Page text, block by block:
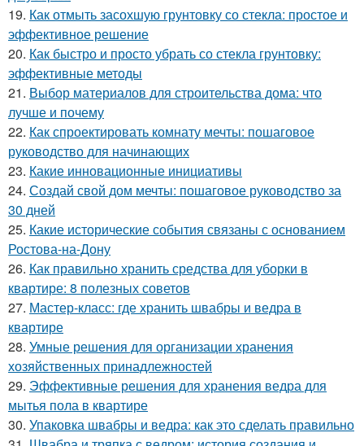
19. Как отмыть засохшую грунтовку со стекла: простое и
эффективное решение
20. Как быстро и просто убрать со стекла грунтовку:
эффективные методы
21. Выбор материалов для строительства дома: что
лучше и почему
22. Как спроектировать комнату мечты: пошаговое
руководство для начинающих
23. Какие инновационные инициативы
24. Создай свой дом мечты: пошаговое руководство за
30 дней
25. Какие исторические события связаны с основанием
Ростова-на-Дону
26. Как правильно хранить средства для уборки в
квартире: 8 полезных советов
27. Мастер-класс: где хранить швабры и ведра в
квартире
28. Умные решения для организации хранения
хозяйственных принадлежностей
29. Эффективные решения для хранения ведра для
мытья пола в квартире
30. Упаковка швабры и ведра: как это сделать правильно